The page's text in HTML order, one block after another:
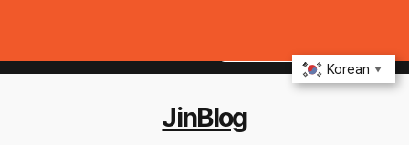
content
11:25:49 AM
JinBlog
Korean ▼